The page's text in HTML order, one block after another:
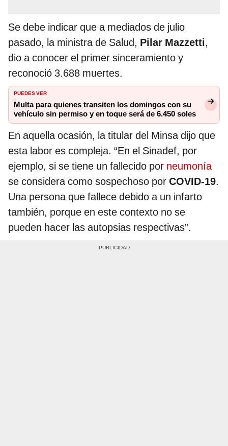
Se debe indicar que a mediados de julio
pasado, la ministra de Salud, Pilar Mazzetti,
dio a conocer el primer sinceramiento y
reconoció 3.688 muertes.
PUEDES VER
Multa para quienes transiten los domingos con su
vehículo sin permiso y en toque será de 6.450 soles
En aquella ocasión, la titular del Minsa dijo que
esta labor es compleja. “En el Sinadef, por
ejemplo, si se tiene un fallecido por neumonía
se considera como sospechoso por COVID-19.
Una persona que fallece debido a un infarto
también, porque en este contexto no se
pueden hacer las autopsias respectivas”.